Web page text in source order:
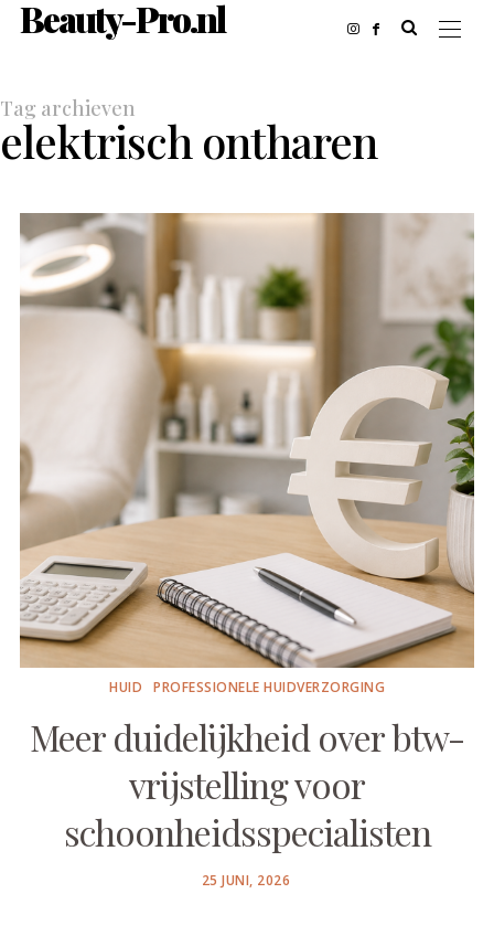
Beauty-Pro.nl
Tag archieven
elektrisch ontharen
HUID PROFESSIONELE HUIDVERZORGING
Meer duidelijkheid over btw-
vrijstelling voor
schoonheidsspecialisten
POSTED
25 JUNI, 2026